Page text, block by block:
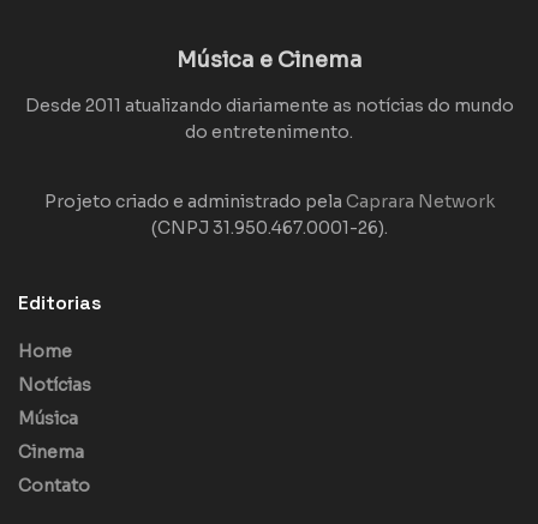
Música e Cinema
Desde 2011 atualizando diariamente as notícias do mundo
do entretenimento.
Projeto criado e administrado pela Caprara Network
(CNPJ 31.950.467.0001-26).
Editorias
Home
Notícias
Música
Cinema
Contato